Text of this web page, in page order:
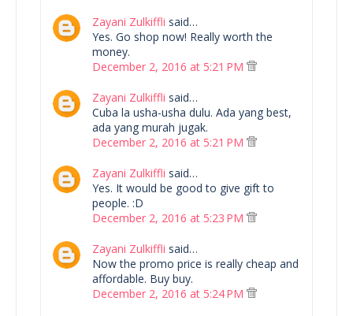
Zayani Zulkiffli said…
Yes. Go shop now! Really worth the
money.
December 2, 2016 at 5:21 PM
Zayani Zulkiffli said…
Cuba la usha-usha dulu. Ada yang best,
ada yang murah jugak.
December 2, 2016 at 5:21 PM
Zayani Zulkiffli said…
Yes. It would be good to give gift to
people. :D
December 2, 2016 at 5:23 PM
Zayani Zulkiffli said…
Now the promo price is really cheap and
affordable. Buy buy.
December 2, 2016 at 5:24 PM